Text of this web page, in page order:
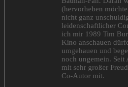
(hervorheben
nicht ganz
leidenschaftlicher
ich mir 1989 Tim
Kino anschauen
umgehauen und
noch ungemein.
mit sehr großer
Co-Autor mit.